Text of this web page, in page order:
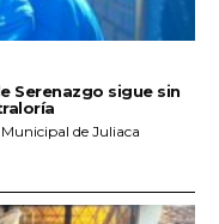
Serenazgo sigue sin
de Juliaca